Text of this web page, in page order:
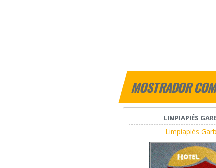
MOSTRADOR
LIMPIAPIÉS
Limpiapiés